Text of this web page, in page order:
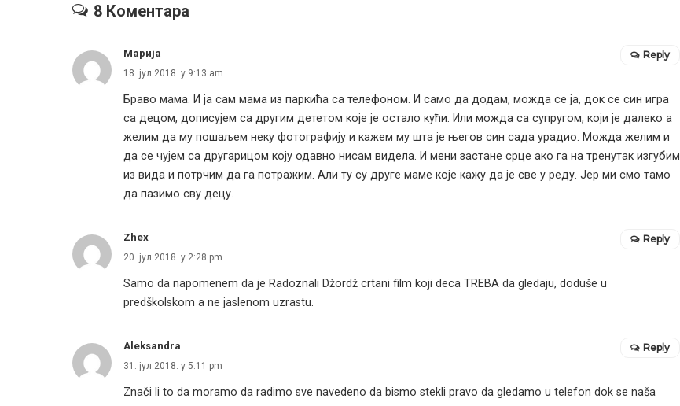
8 Коментара
Марија
18. јул 2018. у 9:13 am
Браво мама. И ја сам мама из паркића са телефоном. И само да додам, можда се ја, док се син игра
са децом, дописујем са другим дететом које је остало кући. Или можда са супругом, који је далеко а
желим да му пошаљем неку фотографију и кажем му шта је његов син сада урадио. Можда желим и
да се чујем са другарицом коју одавно нисам видела. И мени застане срце ако га на тренутак изгубим
из вида и потрчим да га потражим. Али ту су друге маме које кажу да је све у реду. Јер ми смо тамо
да пазимо сву децу.
Reply
Zhex
20. јул 2018. у 2:28 pm
Samo da napomenem da je Radoznali Džordž crtani film koji deca TREBA da gledaju, doduše u
predškolskom a ne jaslenom uzrastu.
Reply
Aleksandra
31. јул 2018. у 5:11 pm
Znači li to da moramo da radimo sve navedeno da bismo stekli pravo da gledamo u telefon dok se naša
Reply